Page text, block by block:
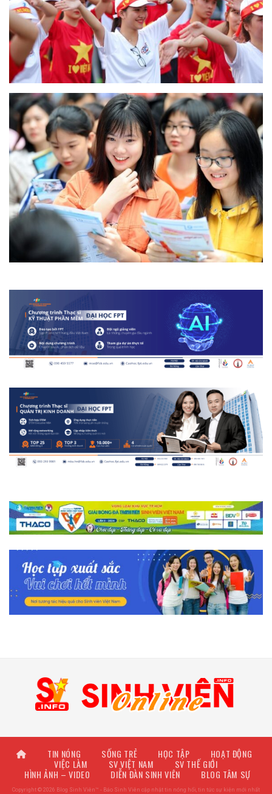
TIN NÓNG SỐNG TRẺ HỌC TẬP
HOẠT ĐỘNG
VIỆC LÀM
SV VIỆT NAM
SV THẾ GIỚI
HÌNH ẢNH – VIDEO
DIỄN ĐÀN SINH VIÊN BLOG TÂM SỰ
Copyright © 2026 Blog Sinh Viên™ - Báo Sinh Viên cập nhật tin nóng hổi, tin tức sự kiện mới nhất